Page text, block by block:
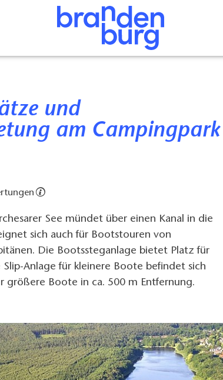
am Campingpark
See mündet über einen Kanal in die
sich auch für Bootstouren von
Die Bootssteganlage bietet Platz für
Anlage für kleinere Boote befindet sich
größere Boote in ca. 500 m Entfernung.